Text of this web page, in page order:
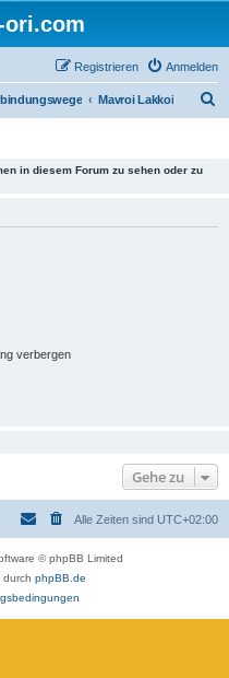
ori.com
Anmelden
Registrieren
Mavroi Lakkoi
in diesem Forum zu sehen oder zu
verbergen
Gehe zu
Alle Zeiten sind UTC+02:00
© phpBB Limited
durch phpBB.de